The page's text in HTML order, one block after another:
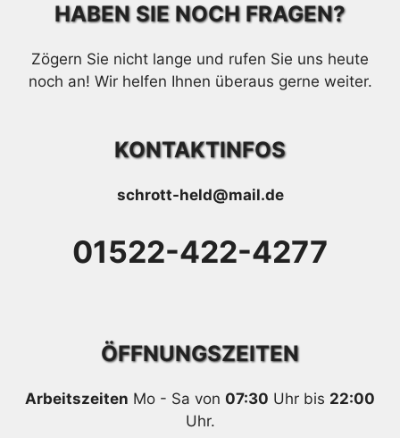
HABEN SIE NOCH FRAGEN?
Zögern Sie nicht lange und rufen Sie uns heute
noch an! Wir helfen Ihnen überaus gerne weiter.
KONTAKTINFOS
schrott-held@mail.de
01522-422-4277
ÖFFNUNGSZEITEN
Arbeitszeiten Mo - Sa von 07:30 Uhr bis 22:00
Uhr.